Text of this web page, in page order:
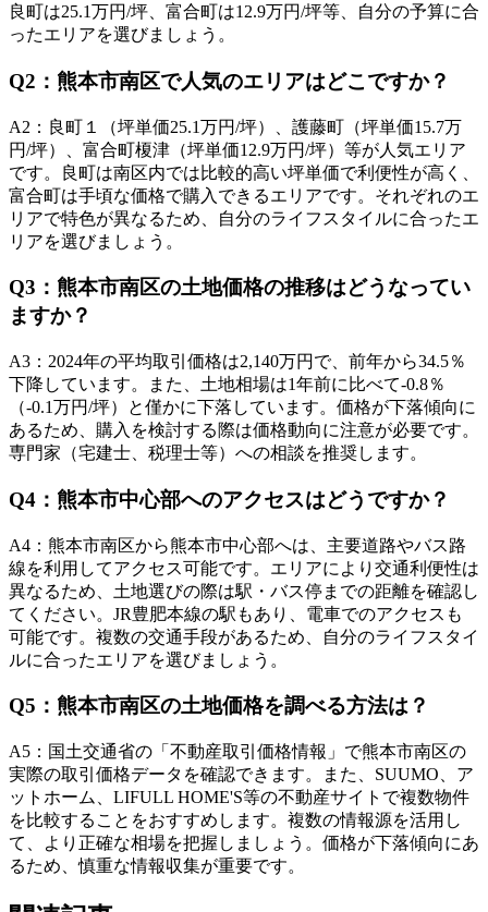
良町は25.1万円/坪、富合町は12.9万円/坪等、自分の予算に合
ったエリアを選びましょう。
Q2 ： 熊本市南区で人気のエリアはどこですか？
A2 ： 良町１（坪単価25.1万円/坪）、護藤町（坪単価15.7万
円/坪）、富合町榎津（坪単価12.9万円/坪）等が人気エリア
です。良町は南区内では比較的高い坪単価で利便性が高く、
富合町は手頃な価格で購入できるエリアです。それぞれのエ
リアで特色が異なるため、自分のライフスタイルに合ったエ
リアを選びましょう。
Q3 ： 熊本市南区の土地価格の推移はどうなってい
ますか？
A3 ： 2024年の平均取引価格は2,140万円で、前年から34.5％
下降しています。また、土地相場は1年前に比べて-0.8％
（-0.1万円/坪）と僅かに下落しています。価格が下落傾向に
あるため、購入を検討する際は価格動向に注意が必要です。
専門家（宅建士、税理士等）への相談を推奨します。
Q4 ： 熊本市中心部へのアクセスはどうですか？
A4 ： 熊本市南区から熊本市中心部へは、主要道路やバス路
線を利用してアクセス可能です。エリアにより交通利便性は
異なるため、土地選びの際は駅・バス停までの距離を確認し
てください。JR豊肥本線の駅もあり、電車でのアクセスも
可能です。複数の交通手段があるため、自分のライフスタイ
ルに合ったエリアを選びましょう。
Q5 ： 熊本市南区の土地価格を調べる方法は？
A5 ： 国土交通省の「不動産取引価格情報」で熊本市南区の
実際の取引価格データを確認できます。また、SUUMO、ア
ットホーム、LIFULL HOME'S等の不動産サイトで複数物件
を比較することをおすすめします。複数の情報源を活用し
て、より正確な相場を把握しましょう。価格が下落傾向にあ
るため、慎重な情報収集が重要です。